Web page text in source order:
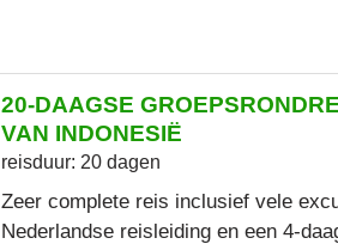
20-DAAGSE
VAN INDONESIË
reisduur: 20 dagen
Zeer complete reis inclusief vele
Nederlandse reisleiding en een 4-